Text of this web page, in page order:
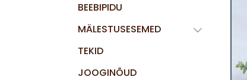
BEEBIPIDU
MÄLESTUSESEMED
TEKID
JOOGINÕUD